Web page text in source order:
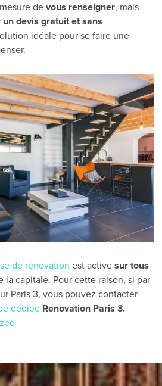
de vous renseigner, mais
devis gratuit et sans
idéale pour se faire une
de rénovation est activesur tous
la capitale. Pour cette raison, si par
Paris 3, vous pouvez contacter
dédiée Renovation Paris 3.